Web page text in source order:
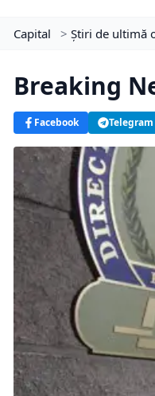
Capital > Știri de ultimă
Breaking
Facebook Telegram